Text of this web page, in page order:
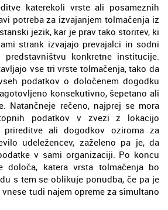
katerekoli vrste ali posameznih
potreba za izvajanjem tolmačenja iz
jezik, kar je prav tako storitev, ki
strank izvajajo prevajalci in sodni
konkretne institucije.
vse tri vrste tolmačenja, tako da
podatkov o določenem dogodku
konsekutivno, šepetano ali
Natančneje rečeno, najprej se mora
podatkov v zvezi z lokacijo
prireditve ali dogodkov oziroma za
udeležencev, zaželeno pa je, da
v sami organizaciji. Po koncu
določa, katera vrsta tolmačenja bo
s tem se oblikuje ponudba, če pa je
tudi najem opreme za simultano